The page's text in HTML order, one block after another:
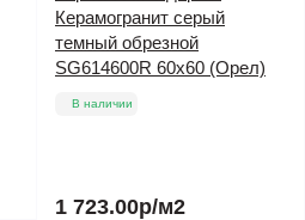
Керамогранит серый
темный обрезной
SG614600R 60х60 (Орел)
В наличии
1 723.00р/м2